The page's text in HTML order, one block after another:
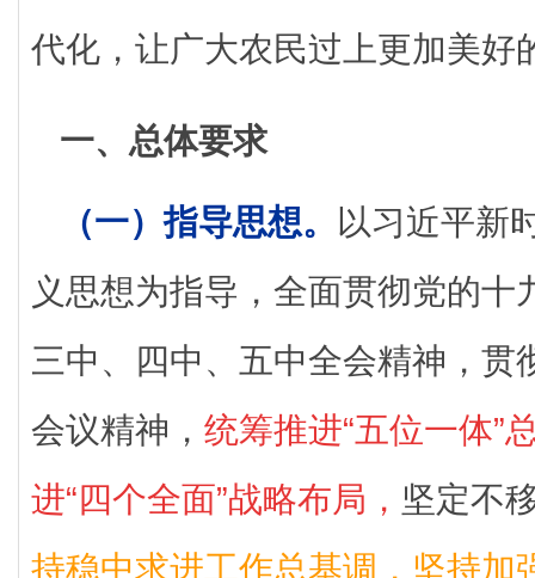
代化，让广大农民过上更加美好
一、总体要求
（一）指导思想。
以习近平新
义思想为指导，全面贯彻党的十
三中、四中、五中全会精神，贯
会议精神， 统筹推进“五位一体”
进“四个全面”战略布局， 坚定不
持稳中求进工作总基调，坚持加